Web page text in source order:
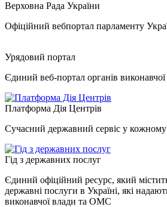
Верховна Рада України
Офіційний вебпортал парламенту
Урядовий портал
Єдиний веб-портал органів
Платформа Дія Центрів
Сучасний державний сервіс у
Гід з державних послуг
Єдиний офіційний ресурс, який
державні послуги в Україні, які
виконавчої влади та ОМС